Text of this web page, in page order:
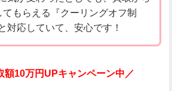
もらえる『クーリングオフ制
対応していて、安心です！
額10万円UPキャンペーン中／